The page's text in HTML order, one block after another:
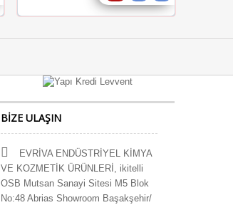
BIZE ULAŞIN
EVRİVA ENDÜSTRİYEL KİMYA
VE KOZMETİK ÜRÜNLERİ, ikitelli
OSB Mutsan Sanayi Sitesi M5 Blok
No:48 Abrias Showroom Başakşehir/